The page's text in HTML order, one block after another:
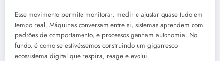
Esse movimento permite monitorar, medir e ajustar quase tudo em
tempo real. Máquinas conversam entre si, sistemas aprendem com
padrões de comportamento, e processos ganham autonomia. No
fundo, é como se estivéssemos construindo um gigantesco
ecossistema digital que respira, reage e evolui.